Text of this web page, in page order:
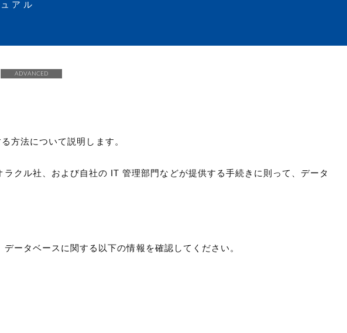
アル
ADVANCED
方法について説明します。
クル社、および自社の IT 管理部門などが提供する手続きに則って、データ
ータベースに関する以下の情報を確認してください。